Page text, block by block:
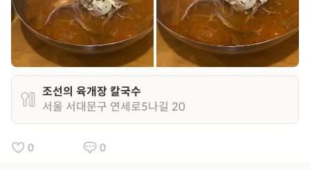
조선의 육개장 칼국수
서울 서대문구 연세로5나길 20
0 0